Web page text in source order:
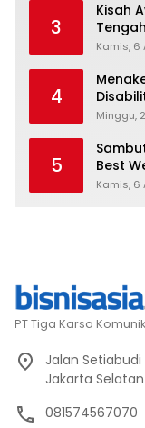
3
Kisah
Kamis, 6
4
Setara
Minggu,
5
Best
Stay
Kamis, 6
PT Tiga Karsa
Jalan
Jakarta Selatan
081574567070